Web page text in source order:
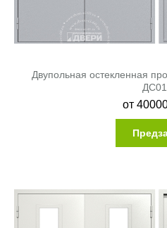
Двупольная остекленная
от